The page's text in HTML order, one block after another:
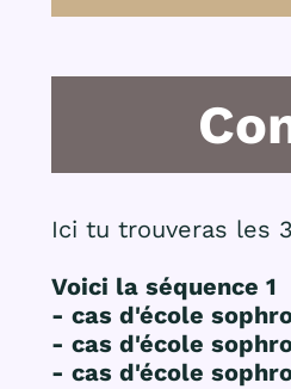
Ici tu trouveras les
Voici la séquence 1
- cas d'école
- cas d'école
- cas d'école